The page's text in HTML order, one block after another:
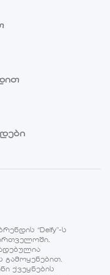
“Delfy”-ს
გამოყენებით.
ქვეყნების